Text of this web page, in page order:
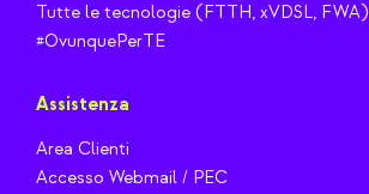
Tutte le tecnologie (FTTH, xVDSL, FWA)
#OvunquePerTE
Assistenza
Area Clienti
Accesso Webmail / PEC